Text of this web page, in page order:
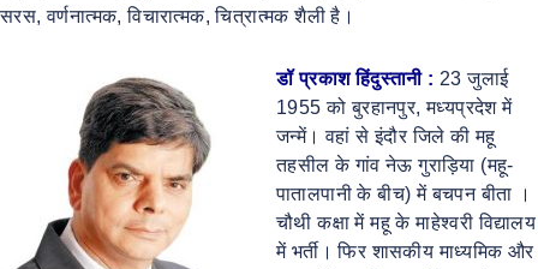
सरस, वर्णनात्मक, विचारात्मक, चित्रात्मक शैली है।
डॉ प्रकाश हिंदुस्तानी : 23 जुलाई
1955 को बुरहानपुर, मध्यप्रदेश में
जन्में। वहां से इंदौर जिले की महू
तहसील के गांव नेऊ गुराड़िया (महू-
पातालपानी के बीच) में बचपन बीता ।
चौथी कक्षा में महू के माहेश्वरी विद्यालय
में भर्ती। फिर शासकीय माध्यमिक और